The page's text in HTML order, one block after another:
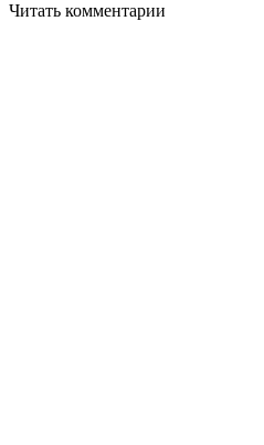
Читать комментарии